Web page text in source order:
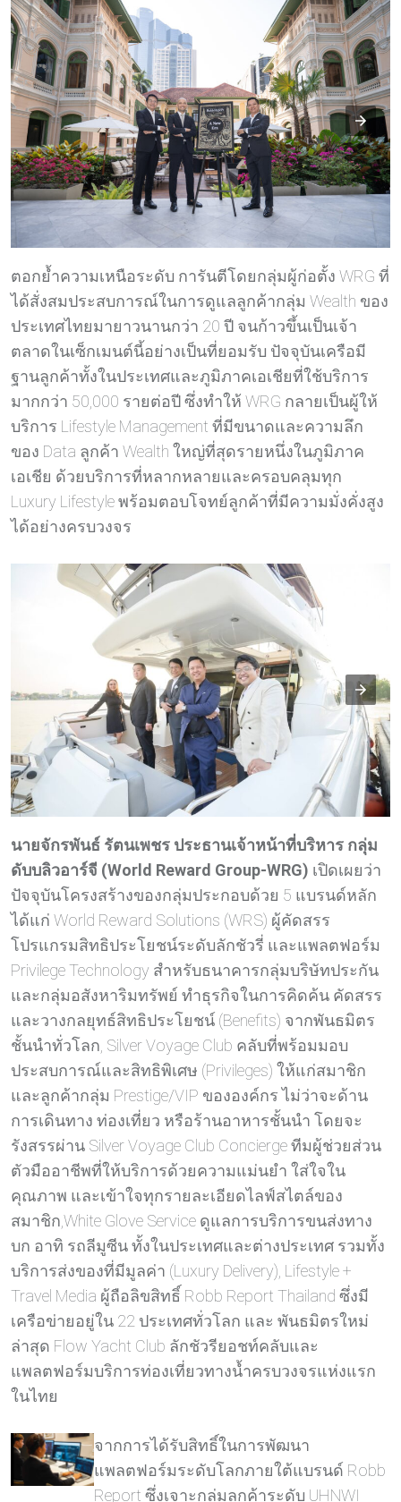
ตอกย้ำความเหนือระดับ การันตีโดยกลุ่มผู้ก่อตั้ง WRG ที่
ได้สั่งสมประสบการณ์ในการดูแลลูกค้ากลุ่ม Wealth ของ
ประเทศไทยมายาวนานกว่า 20 ปี จนก้าวขึ้นเป็นเจ้า
ตลาดในเซ็กเมนต์นี้อย่างเป็นที่ยอมรับ ปัจจุบันเครือมี
ฐานลูกค้าทั้งในประเทศและภูมิภาคเอเชียที่ใช้บริการ
มากกว่า 50,000 รายต่อปี ซึ่งทำให้ WRG กลายเป็นผู้ให้
บริการ Lifestyle Management ที่มีขนาดและความลึก
ของ Data ลูกค้า Wealth ใหญ่ที่สุดรายหนึ่งในภูมิภาค
เอเชีย ด้วยบริการที่หลากหลายและครอบคลุมทุก
Luxury Lifestyle พร้อมตอบโจทย์ลูกค้าที่มีความมั่งคั่งสูง
ได้อย่างครบวงจร
นายจักรพันธ์ รัตนเพชร ประธานเจ้าหน้าที่บริหาร กลุ่ม
ดับบลิวอาร์จี (World Reward Group-WRG) เปิดเผยว่า
ปัจจุบันโครงสร้างของกลุ่มประกอบด้วย 5 แบรนด์หลัก
ได้แก่ World Reward Solutions (WRS) ผู้คัดสรร
โปรแกรมสิทธิประโยชน์ระดับลักชัวรี่ และแพลตฟอร์ม
Privilege Technology สำหรับธนาคารกลุ่มบริษัทประกัน
และกลุ่มอสังหาริมทรัพย์ ทำธุรกิจในการคิดค้น คัดสรร
และวางกลยุทธ์สิทธิประโยชน์ (Benefits) จากพันธมิตร
ชั้นนำทั่วโลก, Silver Voyage Club คลับที่พร้อมมอบ
ประสบการณ์และสิทธิพิเศษ (Privileges) ให้แก่สมาชิก
และลูกค้ากลุ่ม Prestige/VIP ขององค์กร ไม่ว่าจะด้าน
การเดินทาง ท่องเที่ยว หรือร้านอาหารชั้นนำ โดยจะ
รังสรรผ่าน Silver Voyage Club Concierge ทีมผู้ช่วยส่วน
ตัวมืออาชีพที่ให้บริการด้วยความแม่นยำ ใส่ใจใน
คุณภาพ และเข้าใจทุกรายละเอียดไลฟ์สไตล์ของ
สมาชิก,White Glove Service ดูแลการบริการขนส่งทาง
บก อาทิ รถลีมูซีน ทั้งในประเทศและต่างประเทศ รวมทั้ง
บริการส่งของที่มีมูลค่า (Luxury Delivery), Lifestyle +
Travel Media ผู้ถือลิขสิทธิ์ Robb Report Thailand ซึ่งมี
เครือข่ายอยู่ใน 22 ประเทศทั่วโลก และ พันธมิตรใหม่
ล่าสุด Flow Yacht Club ลักชัวรียอชท์คลับและ
แพลตฟอร์มบริการท่องเที่ยวทางน้ำครบวงจรแห่งแรก
ในไทย
จากการได้รับสิทธิ์ในการพัฒนา
แพลตฟอร์มระดับโลกภายใต้แบรนด์ Robb
Report ซึ่งเจาะกลุ่มลูกค้าระดับ UHNWI